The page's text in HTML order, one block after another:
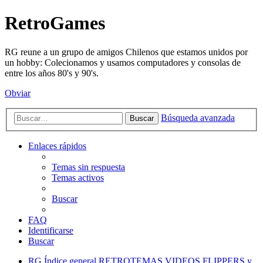
RetroGames
RG reune a un grupo de amigos Chilenos que estamos unidos por
un hobby: Colecionamos y usamos computadores y consolas de
entre los años 80's y 90's.
Obviar
Buscar Búsqueda avanzada
Enlaces rápidos
Temas sin respuesta
Temas activos
Buscar
FAQ
Identificarse
Buscar